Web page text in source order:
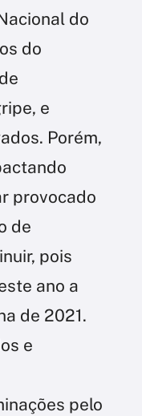
do
do
e
Porém,
provocado
de
pois
ano a
de 2021.
e
pelo